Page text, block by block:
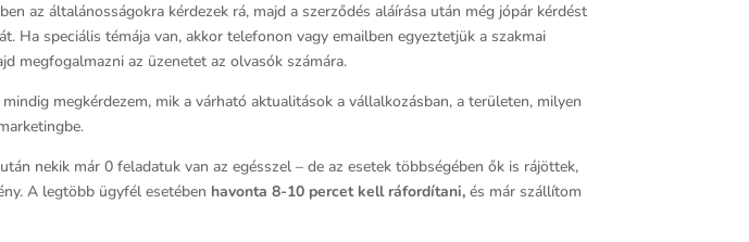
az általánosságokra kérdezek rá, majd a szerződés aláírása után még jópár kérdést
speciális témája van, akkor telefonon vagy emailben egyeztetjük a szakmai
megfogalmazni az üzenetet az olvasók számára.
megkérdezem, mik a várható aktualitások a vállalkozásban, a területen, milyen
nekik már 0 feladatuk van az egésszel – de az esetek többségében ők is rájöttek,
A legtöbb ügyfél esetében havonta 8-10 percet kell ráfordítani, és már szállítom